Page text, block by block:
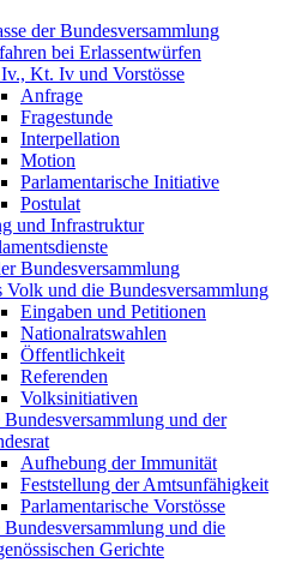
der Bundesversammlung
bei Erlassentwürfen
Kt. Iv und Vorstösse
Anfrage
Fragestunde
Interpellation
Motion
Parlamentarische Initiative
Postulat
und Infrastruktur
Bundesversammlung
Volk und die Bundesversammlung
Eingaben und Petitionen
Nationalratswahlen
Öffentlichkeit
Referenden
Volksinitiativen
und der
Aufhebung der Immunität
Feststellung der Amtsunfähigkeit
Parlamentarische Vorstösse
und die
Gerichte